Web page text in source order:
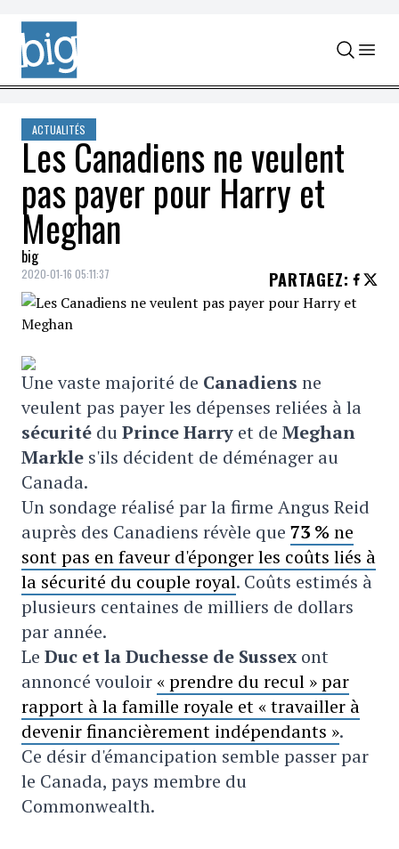
Skip to content
ACTUALITÉS
Les Canadiens ne veulent
pas payer pour Harry et
Meghan
big
2020-01-16 05:11:37 PARTAGEZ:
Une vaste majorité de Canadiens ne
veulent pas payer les dépenses reliées à la
sécurité duPrince Harry et de Meghan
Markle s'ils décident de déménager au
Canada.
Un sondage réalisé par la firme Angus Reid
auprès des Canadiens révèle que 73 %ne
sont pas en faveur d'éponger les coûts liés à
la sécurité du couple royal. Coûts estimés à
plusieurs centaines de milliers de dollars
par année.
Le Duc et la Duchesse de Sussex ont
annoncé vouloir« prendre du recul » par
rapport à la famille royale et « travailler à
devenir financièrement indépendants ».
Ce désir d'émancipation semble passer par
le Canada, pays membre du
Commonwealth.